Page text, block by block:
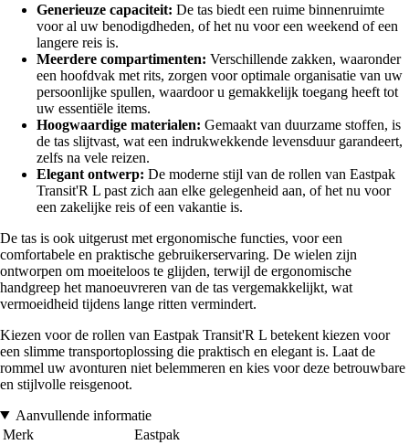
Generieuze capaciteit: De tas biedt een ruime binnenruimte
voor al uw benodigdheden, of het nu voor een weekend of een
langere reis is.
Meerdere compartimenten: Verschillende zakken, waaronder
een hoofdvak met rits, zorgen voor optimale organisatie van uw
persoonlijke spullen, waardoor u gemakkelijk toegang heeft tot
uw essentiële items.
Hoogwaardige materialen: Gemaakt van duurzame stoffen, is
de tas slijtvast, wat een indrukwekkende levensduur garandeert,
zelfs na vele reizen.
Elegant ontwerp: De moderne stijl van de rollen van Eastpak
Transit'R L past zich aan elke gelegenheid aan, of het nu voor
een zakelijke reis of een vakantie is.
De tas is ook uitgerust met ergonomische functies, voor een
comfortabele en praktische gebruikerservaring. De wielen zijn
ontworpen om moeiteloos te glijden, terwijl de ergonomische
handgreep het manoeuvreren van de tas vergemakkelijkt, wat
vermoeidheid tijdens lange ritten vermindert.
Kiezen voor de rollen van Eastpak Transit'R L betekent kiezen voor
een slimme transportoplossing die praktisch en elegant is. Laat de
rommel uw avonturen niet belemmeren en kies voor deze betrouwbare
en stijlvolle reisgenoot.
Aanvullende informatie
Merk
Eastpak